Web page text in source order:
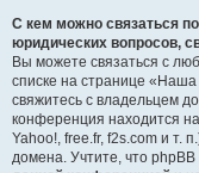
С кем можно связаться
юридических вопросов,
Вы можете связаться с
списке на странице
свяжитесь с владельцем
конференция находится
Yahoo!, free.fr, f2s.com и т.
домена. Учтите, что phpBB